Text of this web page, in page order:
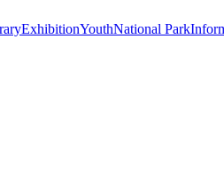
ExhibitionYouthNational Park